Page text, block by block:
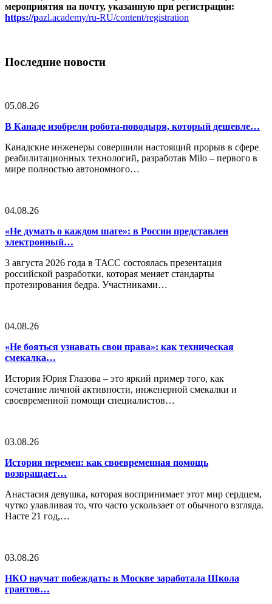
мероприятия на почту, указанную при регистрации:
https://pazl.academy/ru-RU/content/registration
Последние новости
05.08.26
В Канаде изобрели робота-поводыря, который дешевле…
Канадские инженеры совершили настоящий прорыв в сфере
реабилитационных технологий, разработав Milo – первого в
мире полностью автономного…
04.08.26
«Не думать о каждом шаге»: в России представлен
электронный…
3 августа 2026 года в ТАСС состоялась презентация
российской разработки, которая меняет стандарты
протезирования бедра. Участниками…
04.08.26
«Не бояться узнавать свои права»: как техническая
смекалка…
История Юрия Глазова – это яркий пример того, как
сочетание личной активности, инженерной смекалки и
своевременной помощи специалистов…
03.08.26
История перемен: как своевременная помощь
возвращает…
Анастасия девушка, которая воспринимает этот мир сердцем,
чутко улавливая то, что часто ускользает от обычного взгляда.
Насте 21 год,…
03.08.26
НКО научат побеждать: в Москве заработала Школа
грантов…